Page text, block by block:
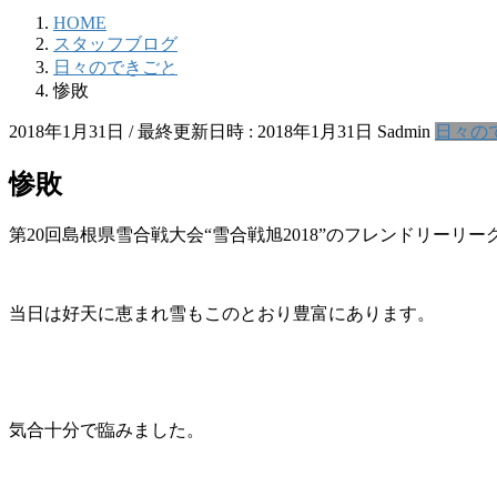
HOME
スタッフブログ
日々のできごと
惨敗
2018年1月31日 / 最終更新日時 : 2018年1月31日 Sadmin 日々の
惨敗
第20回島根県雪合戦大会“雪合戦旭2018”のフレンドリーリー
当日は好天に恵まれ雪もこのとおり豊富にあります。
気合十分で臨みました。